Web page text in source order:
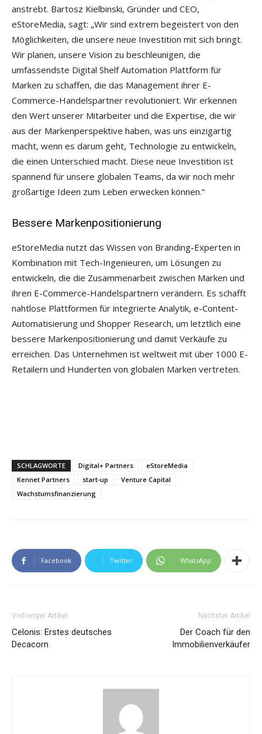
anstrebt. Bartosz Kielbinski, Gründer und CEO,
eStoreMedia, sagt: „Wir sind extrem begeistert von den
Möglichkeiten, die unsere neue Investition mit sich bringt.
Wir planen, unsere Vision zu beschleunigen, die
umfassendste Digital Shelf Automation Plattform für
Marken zu schaffen, die das Management ihrer E-
Commerce-Handelspartner revolutioniert. Wir erkennen
den Wert unserer Mitarbeiter und die Expertise, die wir
aus der Markenperspektive haben, was uns einzigartig
macht, wenn es darum geht, Technologie zu entwickeln,
die einen Unterschied macht. Diese neue Investition ist
spannend für unsere globalen Teams, da wir noch mehr
großartige Ideen zum Leben erwecken können.“
Bessere Markenpositionierung
eStoreMedia nutzt das Wissen von Branding-Experten in
Kombination mit Tech-Ingenieuren, um Lösungen zu
entwickeln, die die Zusammenarbeit zwischen Marken und
ihren E-Commerce-Handelspartnern verändern. Es schafft
nahtlose Plattformen für integrierte Analytik, e-Content-
Automatisierung und Shopper Research, um letztlich eine
bessere Markenpositionierung und damit Verkäufe zu
erreichen. Das Unternehmen ist weltweit mit über 1000 E-
Retailern und Hunderten von globalen Marken vertreten.
SCHLAGWORTE Digital+ Partners
eStoreMedia
Kennet Partners
start-up
Venture Capital
Wachstumsfinanzierung
Facebook Twitter WhatsApp
Vorheriger Artikel
Celonis: Erstes deutsches
Decacorn
Nächster Artikel
Der Coach für den
Immobilienverkäufer